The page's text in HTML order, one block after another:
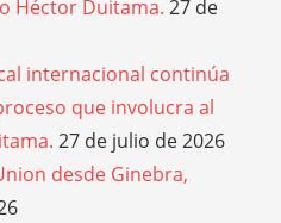
Héctor Duitama. 27 de
internacional continúa
que involucra al
27 de julio de 2026
desde Ginebra,